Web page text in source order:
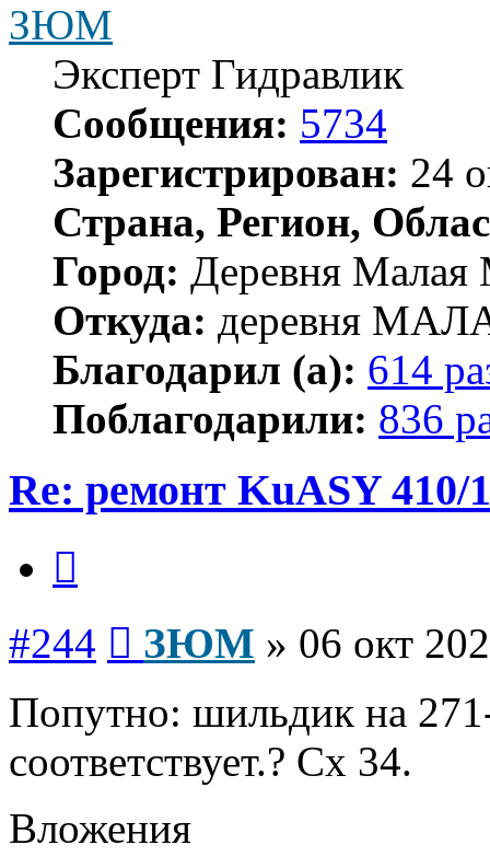
ЗЮМ
Эксперт Гидравлик
Сообщения: 5734
Зарегистрирован: 24
Страна, Регион,
Город: Деревня Малая
Откуда: деревня
Благодарил (а): 614
Поблагодарили: 836
Re: ремонт KuASY 410/
#244 ЗЮМ » 06 окт
Попутно: шильдик на
соответствует.? Сх 34.
Вложения